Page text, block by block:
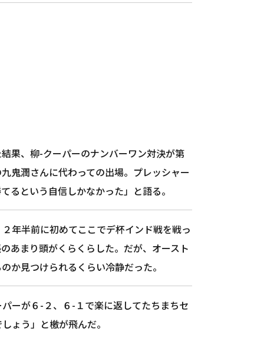
果、柳-クーパーのナンバーワン対決が第
鬼潤さんに代わっての出場。プレッシャー
るという自信しかなかった」と語る。
年半前に初めてここでデ杯インド戦を戦っ
あまり頭がくらくらした。だが、オースト
か見つけられるくらい冷静だった。
ーが６-２、６-１で楽に返してたちまちセ
ょう」と檄が飛んだ。